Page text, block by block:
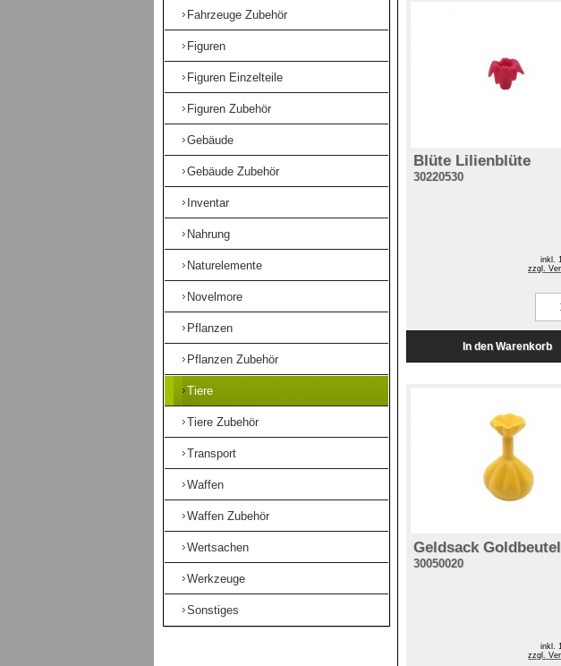
Blüte Lilienblüte
30220530
inkl.
zzgl.
Geldsack Goldbeutel
30050020
inkl.
zzgl.
Fahrzeuge Zubehör
Figuren
Figuren Einzelteile
Figuren Zubehör
Gebäude
Gebäude Zubehör
Inventar
Nahrung
Naturelemente
Novelmore
Pflanzen
Pflanzen Zubehör
Tiere
Tiere Zubehör
Transport
Waffen
Waffen Zubehör
Wertsachen
Werkzeuge
Sonstiges